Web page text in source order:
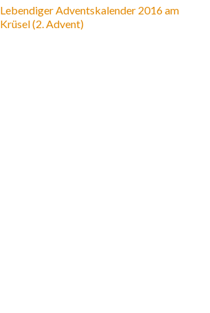
Lebendiger Adventskalender 2016 am
Krüsel (2. Advent)